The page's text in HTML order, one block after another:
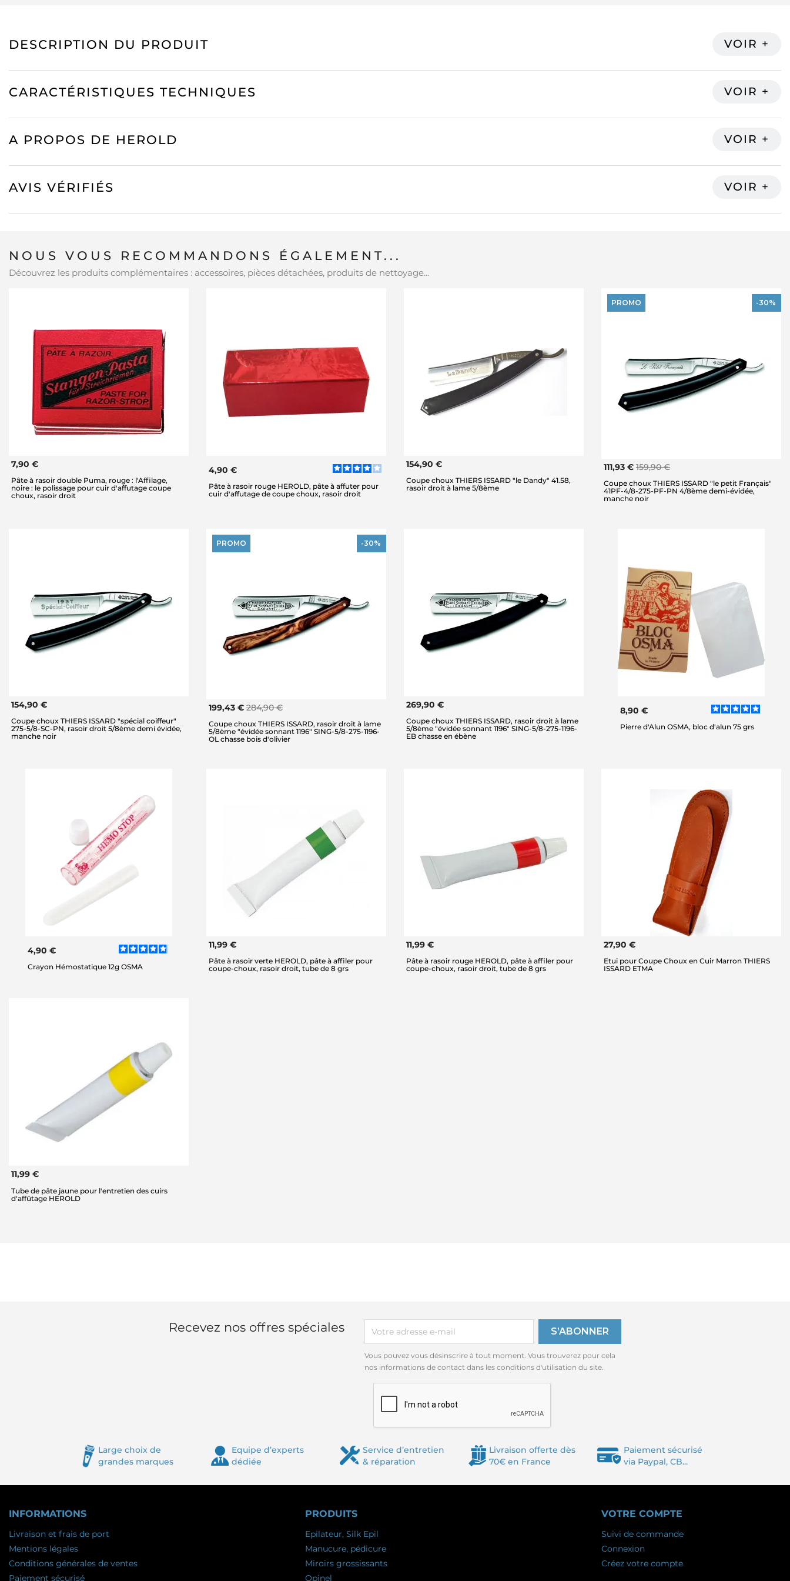
DESCRIPTION DU PRODUIT
CARACTÉRISTIQUES TECHNIQUES
A PROPOS DE HEROLD
AVIS VÉRIFIÉS
NOUS VOUS RECOMMANDONS ÉGALEMENT...
Découvrez les produits complémentaires : accessoires, pièces détachées, produits de nettoyage...
7,90 €
Pâte à rasoir double Puma, rouge : l'Affilage,
noire : le polissage pour cuir d'affutage coupe
choux, rasoir droit
4,90 €
Pâte à rasoir rouge HEROLD, pâte à affuter pour
cuir d'affutage de coupe choux, rasoir droit
154,90 €
Coupe choux THIERS ISSARD "le Dandy" 41.58,
rasoir droit à lame 5/8ème
PROMO -30%
111,93 € 159,90 €
Coupe choux THIERS ISSARD "le petit Français"
41PF-4/8-275-PF-PN 4/8ème demi-évidée,
manche noir
154,90 €
Coupe choux THIERS ISSARD "spécial coiffeur"
275-5/8-SC-PN, rasoir droit 5/8ème demi évidée,
manche noir
PROMO -30%
199,43 € 284,90 €
Coupe choux THIERS ISSARD, rasoir droit à lame
5/8ème "évidée sonnant 1196" SING-5/8-275-1196-
OL chasse bois d'olivier
269,90 €
Coupe choux THIERS ISSARD, rasoir droit à lame
5/8ème "évidée sonnant 1196" SING-5/8-275-1196-
EB chasse en ébène
8,90 €
Pierre d'Alun OSMA, bloc d'alun 75 grs
4,90 €
Crayon Hémostatique 12g OSMA
11,99 €
Pâte à rasoir verte HEROLD, pâte à affiler pour
coupe-choux, rasoir droit, tube de 8 grs
11,99 €
Pâte à rasoir rouge HEROLD, pâte à affiler pour
coupe-choux, rasoir droit, tube de 8 grs
27,90 €
Etui pour Coupe Choux en Cuir Marron THIERS
ISSARD ETMA
11,99 €
Tube de pâte jaune pour l'entretien des cuirs
d'affûtage HEROLD
Recevez nos offres spéciales
Vous pouvez vous désinscrire à tout moment. Vous trouverez pour cela
nos informations de contact dans les conditions d'utilisation du site.
Large choix de
grandes marques
Equipe d’experts
dédiée
Service d’entretien
& réparation
Livraison offerte dès
70€ en France
Paiement sécurisé
via Paypal, CB...
INFORMATIONS
Livraison et frais de port
Mentions légales
Conditions générales de ventes
Paiement sécurisé
PRODUITS
Epilateur, Silk Epil
Manucure, pédicure
Miroirs grossissants
Opinel
VOTRE COMPTE
Suivi de commande
Connexion
Créez votre compte